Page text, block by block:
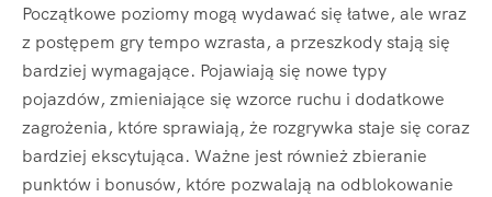
Początkowe poziomy mogą wydawać się łatwe, ale wraz
z postępem gry tempo wzrasta, a przeszkody stają się
bardziej wymagające. Pojawiają się nowe typy
pojazdów, zmieniające się wzorce ruchu i dodatkowe
zagrożenia, które sprawiają, że rozgrywka staje się coraz
bardziej ekscytująca. Ważne jest również zbieranie
punktów i bonusów, które pozwalają na odblokowanie